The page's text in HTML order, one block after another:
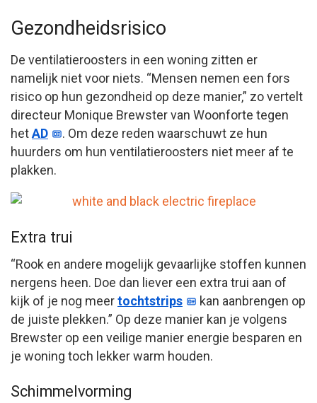
Gezondheidsrisico
De ventilatieroosters in een woning zitten er
namelijk niet voor niets. “Mensen nemen een fors
risico op hun gezondheid op deze manier,” zo vertelt
directeur Monique Brewster van Woonforte tegen
hetAD
. Om deze reden waarschuwt ze hun
huurders om hun ventilatieroosters niet meer af te
plakken.
Extra trui
“Rook en andere mogelijk gevaarlijke stoffen kunnen
nergens heen. Doe dan liever een extra trui aan of
kijk of je nog meertochtstrips
kan aanbrengen op
de juiste plekken.” Op deze manier kan je volgens
Brewster op een veilige manier energie besparen en
je woning toch lekker warm houden.
Schimmelvorming